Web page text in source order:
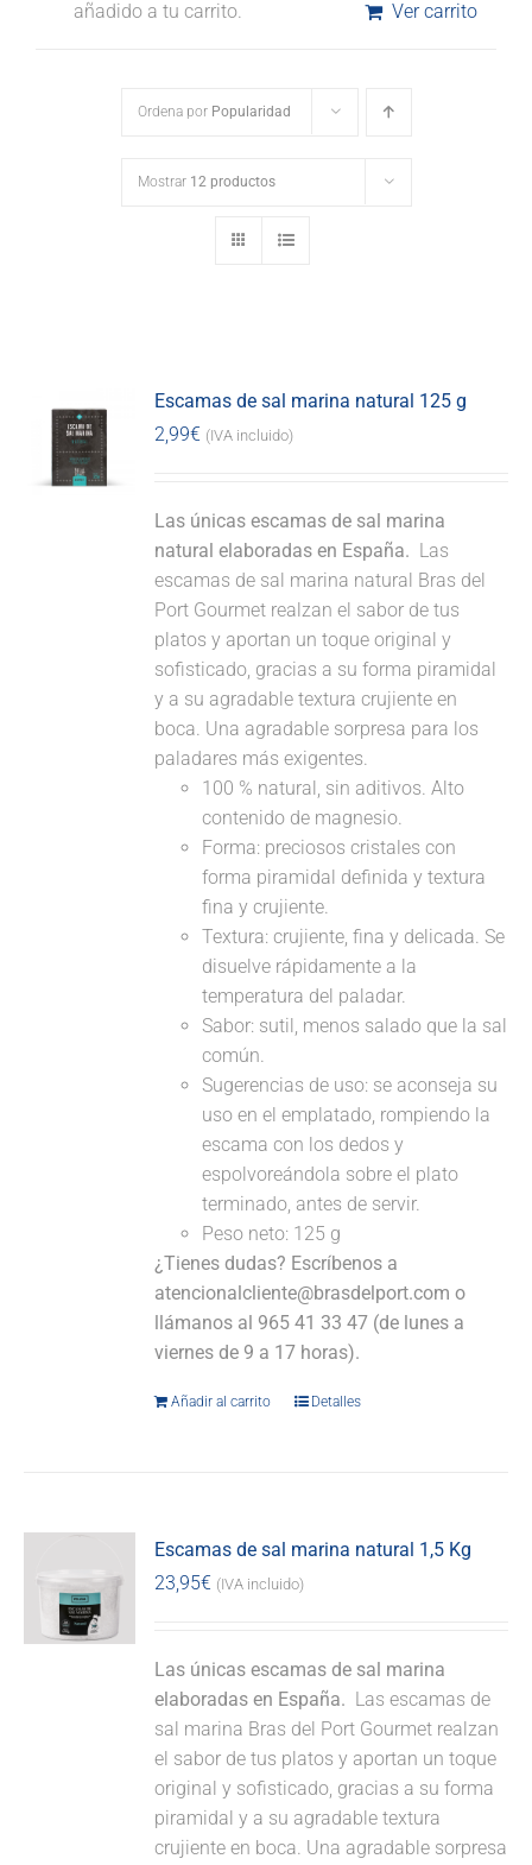
añadido a tu carrito.
Ver carrito
Ordena por Popularidad
Mostrar 12 productos
Escamas de sal marina natural 125 g
2,99€ (IVA incluido)
Las únicas escamas de sal marina
natural elaboradas en España. Las
escamas de sal marina natural Bras del
Port Gourmet realzan el sabor de tus
platos y aportan un toque original y
sofisticado, gracias a su forma piramidal
y a su agradable textura crujiente en
boca. Una agradable sorpresa para los
paladares más exigentes.
100 % natural, sin aditivos. Alto
contenido de magnesio.
Forma: preciosos cristales con
forma piramidal definida y textura
fina y crujiente.
Textura: crujiente, fina y delicada. Se
disuelve rápidamente a la
temperatura del paladar.
Sabor: sutil, menos salado que la sal
común.
Sugerencias de uso: se aconseja su
uso en el emplatado, rompiendo la
escama con los dedos y
espolvoreándola sobre el plato
terminado, antes de servir.
Peso neto: 125 g
¿Tienes dudas? Escríbenos a
atencionalcliente@brasdelport.com o
llámanos al 965 41 33 47 (de lunes a
viernes de 9 a 17 horas).
Añadir al carrito Detalles
Escamas de sal marina natural 1,5 Kg
23,95€ (IVA incluido)
Las únicas escamas de sal marina
elaboradas en España. Las escamas de
sal marina Bras del Port Gourmet realzan
el sabor de tus platos y aportan un toque
original y sofisticado, gracias a su forma
piramidal y a su agradable textura
crujiente en boca. Una agradable sorpresa